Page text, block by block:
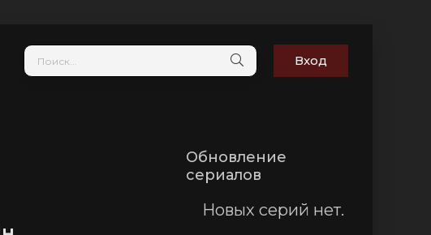
Вход
Обновление
сериалов
Новых серий нет.